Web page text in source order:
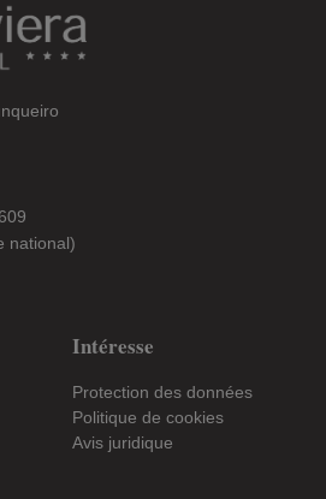
national)
Intéresse
Protection des données
Politique de cookies
Avis juridique